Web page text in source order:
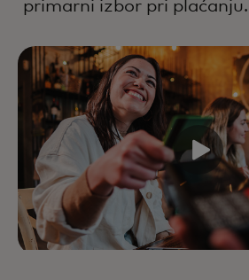
primarni izbor pri plaćanju.